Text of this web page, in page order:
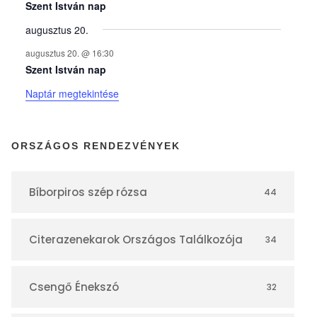
y
e
k
n
a
á
Szent István nap
augusztus 20.
augusztus 20. @ 16:30
Szent István nap
Naptár megtekintése
ORSZÁGOS RENDEZVÉNYEK
Bíborpiros szép rózsa 44
Citerazenekarok Országos Találkozója 34
Csengő Énekszó 32